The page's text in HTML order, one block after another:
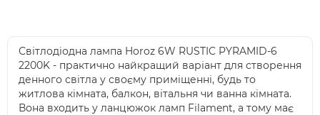
Світлодіодна лампа Horoz 6W RUSTIC PYRAMID-6
2200K - практично найкращий варіант для створення
денного світла у своєму приміщенні, будь то
житлова кімната, балкон, вітальня чи ванна кімната.
Вона входить у ланцюжок ламп Filament, а тому має